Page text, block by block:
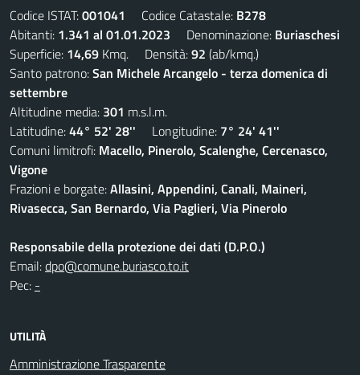
Codice ISTAT:001041 Codice Catastale: B278
Abitanti: 1.341 al 01.01.2023 Denominazione: Buriaschesi
Superficie: 14,69 Kmq. Densità:92 (ab/kmq.)
Santo patrono:San Michele Arcangelo - terza domenica di
settembre
Altitudine media: 301 m.s.l.m.
Latitudine:44° 52' 28'' Longitudine: 7° 24' 41''
Comuni limitrofi: Macello, Pinerolo, Scalenghe, Cercenasco,
Vigone
Frazioni e borgate:Allasini, Appendini, Canali, Maineri,
Rivasecca, San Bernardo, Via Paglieri, Via Pinerolo
Responsabile della protezione dei dati (D.P.O.)
Email:dpo@comune.buriasco.to.it
Pec: -
UTILITÀ
Amministrazione Trasparente